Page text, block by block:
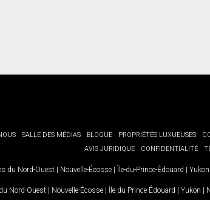
SALLE DES MÉDIAS BLOGUE PROPRIÉTÉS LUXUEUSES
AVIS JURIDIQUE
CONFIDENTIALITÉ
du Nord-Ouest | Nouvelle-Écosse | Île-du-Prince-Édouard | Yukon
Nord-Ouest | Nouvelle-Écosse | Île-du-Prince-Édouard | Yukon |